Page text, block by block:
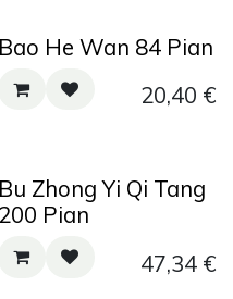
Bao He Wan 84 Pian
20,40 €
Bu Zhong Yi Qi Tang
200 Pian
47,34€